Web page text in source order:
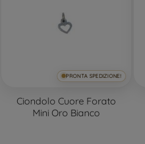
PRONTA SPEDIZIONE!
Ciondolo Cuore Forato
Mini Oro Bianco